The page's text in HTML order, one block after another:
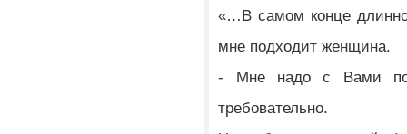
«…В самом конце
мне подходит женщина.
- Мне надо с Вами
требовательно.